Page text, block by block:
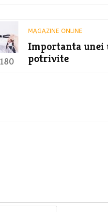
180
MAGAZINE ONLINE
Importanta unei
potrivite